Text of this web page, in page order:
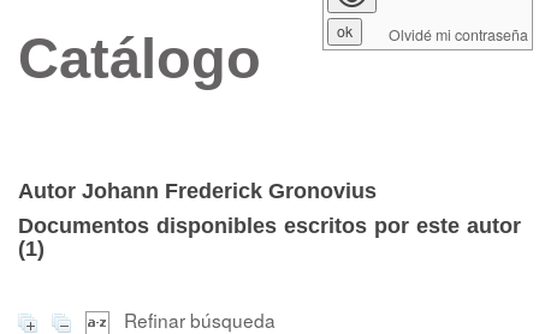
Catálogo
Autor Johann Frederick Gronovius
Documentos disponibles escritos por este autor
(1)
Refinar búsqueda
Olvidé mi contraseña